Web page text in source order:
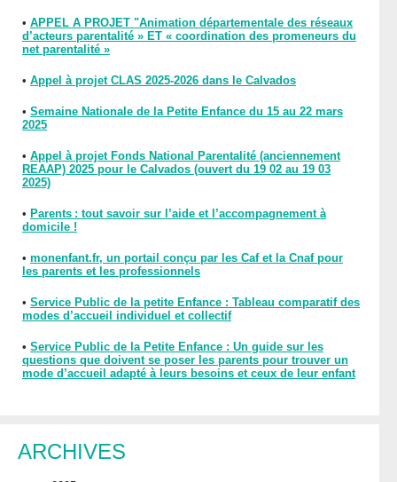
• APPEL A PROJET "Animation départementale des réseaux
d’acteurs parentalité » ET « coordination des promeneurs du
net parentalité »
• Appel à projet CLAS 2025-2026 dans le Calvados
• Semaine Nationale de la Petite Enfance du 15 au 22 mars
2025
• Appel à projet Fonds National Parentalité (anciennement
REAAP) 2025 pour le Calvados (ouvert du 19 02 au 19 03
2025)
• Parents : tout savoir sur l’aide et l’accompagnement à
domicile !
• monenfant.fr, un portail conçu par les Caf et la Cnaf pour
les parents et les professionnels
• Service Public de la petite Enfance : Tableau comparatif des
modes d’accueil individuel et collectif
• Service Public de la Petite Enfance : Un guide sur les
questions que doivent se poser les parents pour trouver un
mode d’accueil adapté à leurs besoins et ceux de leur enfant
ARCHIVES